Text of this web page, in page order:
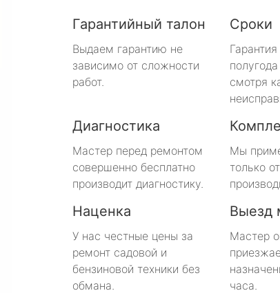
Гарантийный талон
Выдаем гарантию не
зависимо от сложности
работ.
Сроки
смотря
Диагностика
Мастер перед ремонтом
совершенно бесплатно
производит диагностику.
Мы
только
Наценка
У нас честные цены за
ремонт садовой и
бензиновой техники без
обмана.
Выезд
Мастер
часа.